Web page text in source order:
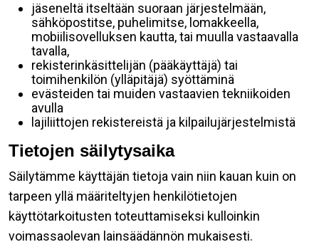
jäseneltä itseltään suoraan järjestelmään,
sähköpostitse, puhelimitse, lomakkeella,
mobiilisovelluksen kautta, tai muulla vastaavalla
tavalla,
rekisterinkäsittelijän (pääkäyttäjä) tai
toimihenkilön (ylläpitäjä) syöttäminä
evästeiden tai muiden vastaavien tekniikoiden
avulla
lajiliittojen rekistereistä ja kilpailujärjestelmistä
Tietojen säilytysaika
Säilytämme käyttäjän tietoja vain niin kauan kuin on
tarpeen yllä määriteltyjen henkilötietojen
käyttötarkoitusten toteuttamiseksi kulloinkin
voimassaolevan lainsäädännön mukaisesti.